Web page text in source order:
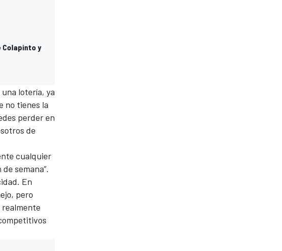
Colapinto y
lotería, ya
no tienes la
perder en
de
cualquier
semana”.
En
pero
realmente